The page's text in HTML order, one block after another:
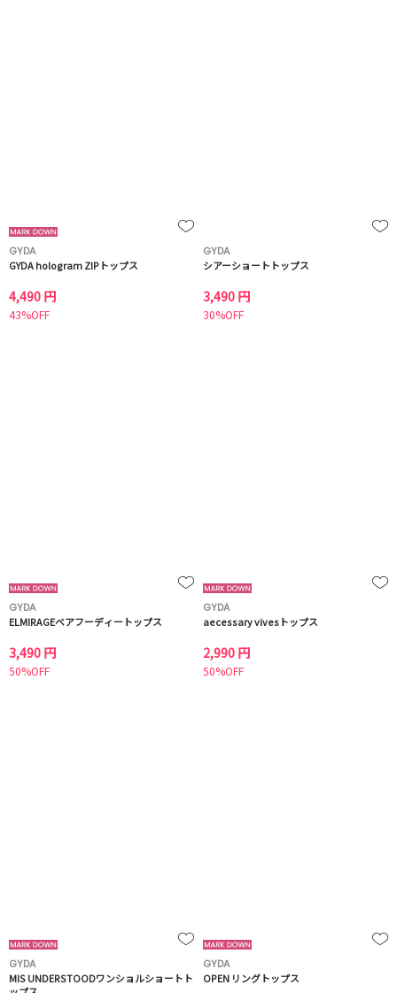
GYDA
GYDA hologram ZIPトップス
4,490 円
43%OFF
GYDA
シアーショートトップス
3,490 円
30%OFF
GYDA
ELMIRAGEベアフーディートップス
3,490 円
50%OFF
GYDA
aecessary vivesトップス
2,990 円
50%OFF
GYDA
MIS UNDERSTOODワンショルショートト
GYDA
OPEN リングトップス